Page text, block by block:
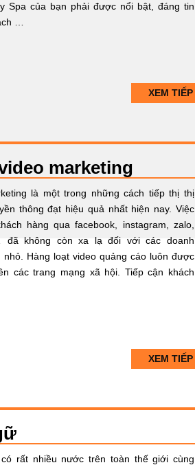
Spa của bạn phải được nổi bật, đáng tin
…
XEM TIẾP
marketing
là một trong những cách tiếp thị thị
thông đạt hiệu quả nhất hiện nay. Việc
hàng qua facebook, instagram, zalo,
đã không còn xa lạ đối với các doanh
nhỏ. Hàng loạt video quảng cáo luôn được
các trang mạng xã hội. Tiếp cận khách
XEM TIẾP
có rất nhiều nước trên toàn thế giới cùng